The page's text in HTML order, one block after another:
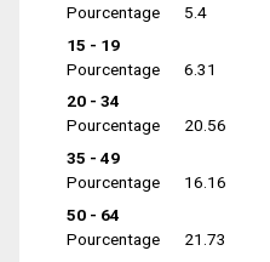
Pourcentage
5.4
15 - 19
Pourcentage
6.31
20 - 34
Pourcentage
20.56
35 - 49
Pourcentage
16.16
50 - 64
Pourcentage
21.73